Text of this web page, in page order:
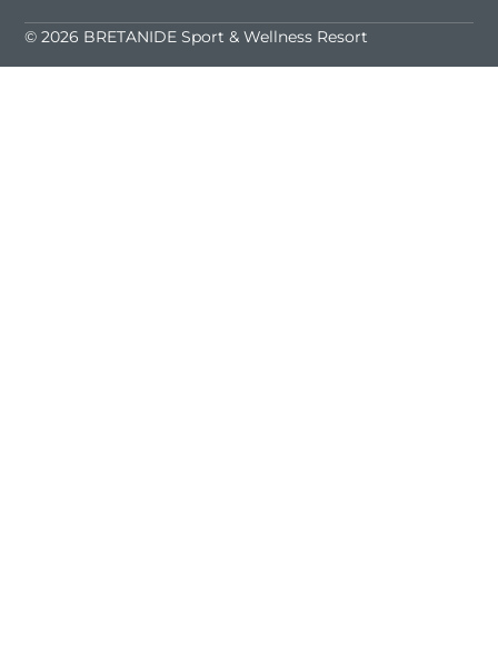
© 2026 BRETANIDE Sport & Wellness Resort